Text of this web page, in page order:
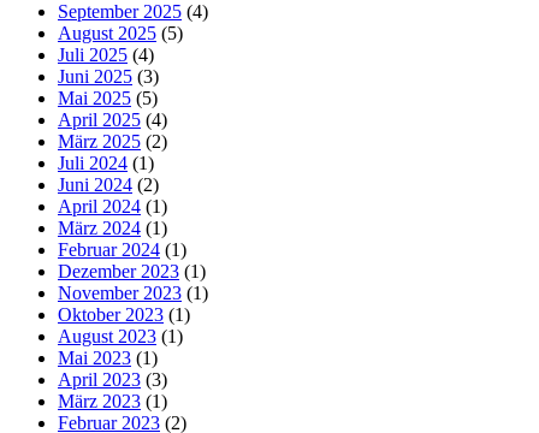
September 2025 (4)
August 2025 (5)
Juli 2025 (4)
Juni 2025 (3)
Mai 2025 (5)
April 2025 (4)
März 2025 (2)
Juli 2024 (1)
Juni 2024 (2)
April 2024 (1)
März 2024 (1)
Februar 2024 (1)
Dezember 2023 (1)
November 2023 (1)
Oktober 2023 (1)
August 2023 (1)
Mai 2023 (1)
April 2023 (3)
März 2023 (1)
Februar 2023 (2)